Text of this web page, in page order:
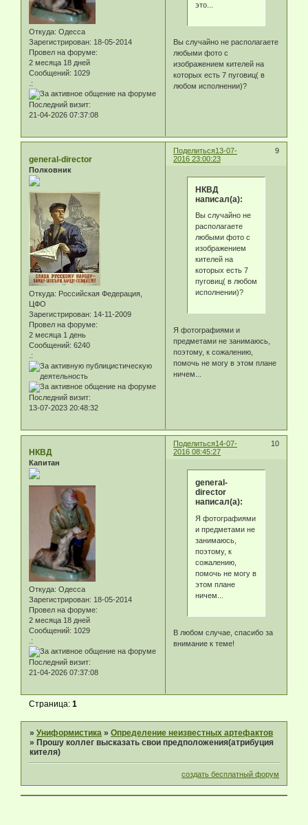
Откуда: Одесса
Зарегистрирован: 18-05-2014
Провел на форуме:
2 месяца 18 дней
Сообщений: 1029
.:
Последний визит:
21-04-2026 07:37:08
это...
Вы случайно не располагаете
любыми фото с
изображением кителей на
которых есть 7 пуговиц( в
любом исполнении)?
Поделиться 9
13-07-
2016 23:00:23
general-director
Полковник
Откуда: Российская Федерация,
ЦФО
Зарегистрирован: 14-11-2009
Провел на форуме:
2 месяца 1 день
Сообщений: 6240
.:
Последний визит:
13-07-2023 20:48:32
НКВД
написал(а):
Вы случайно не
располагаете
любыми фото с
изображением
кителей на
которых есть 7
пуговиц( в любом
исполнении)?
Я фотографиями и
предметами не занимаюсь,
поэтому, к сожалению,
помочь не могу в этом плане
ничем...
Поделиться 10
14-07-
2016 08:45:27
НКВД
Капитан
Откуда: Одесса
Зарегистрирован: 18-05-2014
Провел на форуме:
2 месяца 18 дней
Сообщений: 1029
.:
Последний визит:
21-04-2026 07:37:08
general-
director
написал(а):
Я фотографиями
и предметами не
занимаюсь,
поэтому, к
сожалению,
помочь не могу в
этом плане
ничем...
В любом случае, спасибо за
внимание к теме!
Страница:1
»Униформистика »Определение неизвестных артефактов
» Прошу коллег высказать свои предположения(атрибуция
кителя)
создать бесплатный форум